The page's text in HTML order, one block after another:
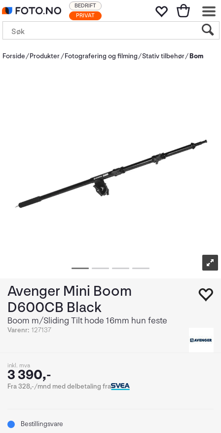
PRIVAT
BEDRIFT
Forside Produkter Fotografering og filming Stativ tilbehør Bom
Avenger Mini Boom
D600CB Black
Boom m/Sliding Tilt hode 16mm hun feste
Varenr: 127137
inkl. mva
3 390,-
Fra 328,-/mnd med delbetaling fra
Bestillingsvare